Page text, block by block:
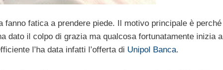
fatica a prendere piede. Il motivo principale è perché
dato il colpo di grazia ma qualcosa fortunatamente inizia a
l’ha data infatti l’offerta di Unipol Banca.